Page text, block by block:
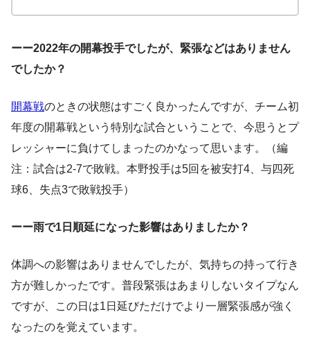
ーー2022年の開幕投手でしたが、緊張などはありません
でしたか？
開幕戦のときの状態はすごく良かったんですが、チーム初
年度の開幕戦という特別な試合ということで、今思うとプ
レッシャーに負けてしまったのかなって思います。（編
注：試合は2-7で敗戦。本野投手は5回を被安打4、与四死
球6、失点3で敗戦投手）
ーー雨で1日順延になった影響はありましたか？
体調への影響はありませんでしたが、気持ちの持って行き
方が難しかったです。普段緊張はあまりしないタイプなん
ですが、この日は1日延びただけでより一層緊張感が強く
なったのを覚えています。